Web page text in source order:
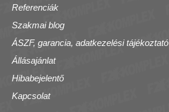
Referenciák
Szakmai blog
ÁSZF, garancia, adatkezelési tájékoztató
Állásajánlat
Hibabejelentő
Kapcsolat